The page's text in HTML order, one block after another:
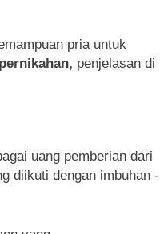
pria untuk
penjelasan di
uang pemberian dari
diikuti dengan imbuhan -